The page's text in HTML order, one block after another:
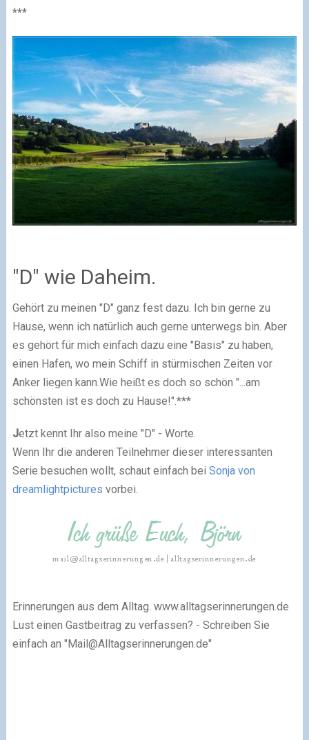
***
"D" wie Daheim.
Gehört zu meinen "D" ganz fest dazu. Ich bin gerne zu
Hause, wenn ich natürlich auch gerne unterwegs bin. Aber
es gehört für mich einfach dazu eine "Basis" zu haben,
einen Hafen, wo mein Schiff in stürmischen Zeiten vor
Anker liegen kann. Wie heißt es doch so schön "...am
schönsten ist es doch zu Hause!". ***
Jetzt kennt Ihr also meine "D" - Worte.
Wenn Ihr die anderen Teilnehmer dieser interessanten
Serie besuchen wollt, schaut einfach bei Sonja von
dreamlightpictures vorbei.
Erinnerungen aus dem Alltag. www.alltagserinnerungen.de
Lust einen Gastbeitrag zu verfassen? - Schreiben Sie
einfach an " Mail@Alltagserinnerungen.de"